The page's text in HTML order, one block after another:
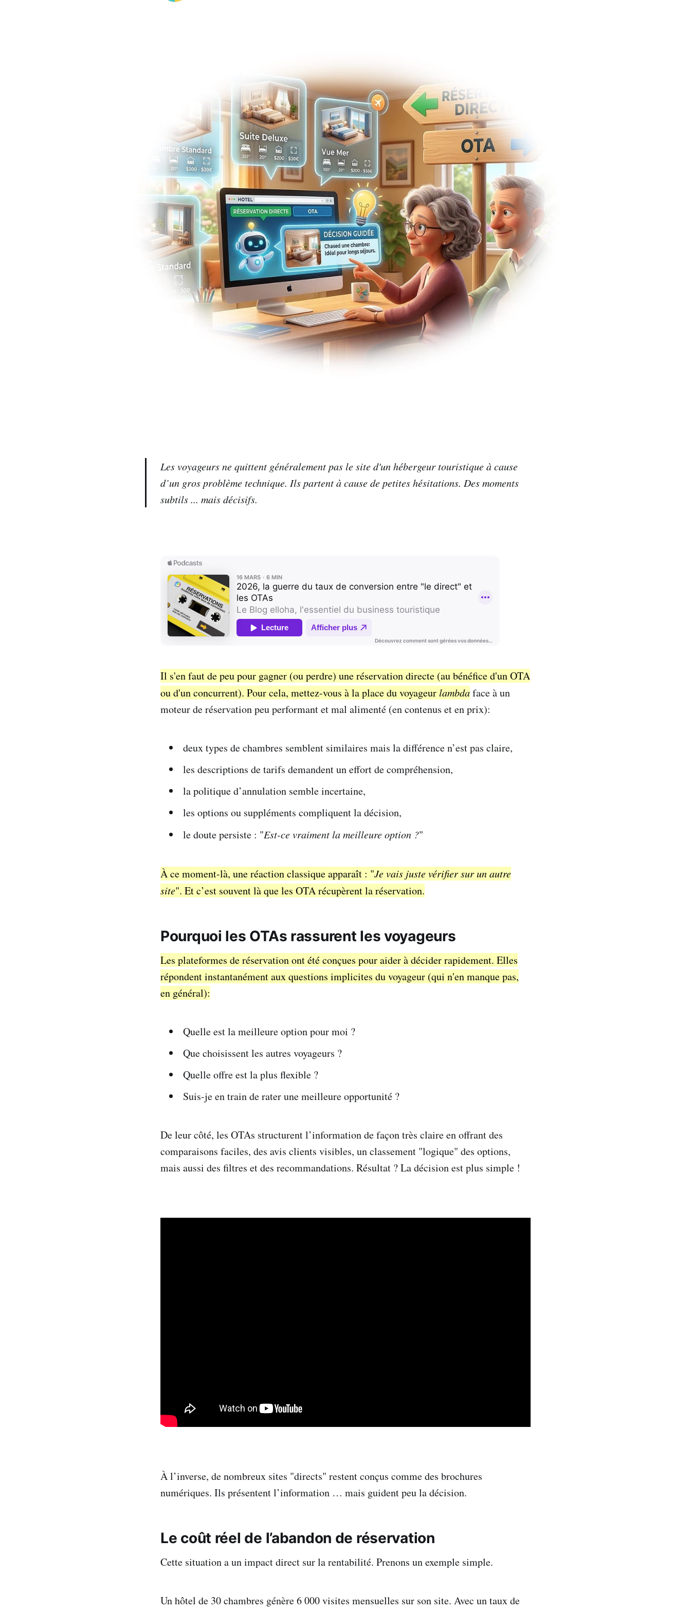
Les voyageurs ne quittent généralement pas le site d'un hébergeur touristique à cause
d’un gros problème technique. Ils partent à cause de petites hésitations. Des moments
subtils ... mais décisifs.
Il s'en faut de peu pour gagner (ou perdre) une réservation directe (au bénéfice d'un OTA
ou d'un concurrent). Pour cela, mettez-vous à la place du voyageurlambdaface à un
moteur de réservation peu performant et mal alimenté (en contenus et en prix):
deux types de chambres semblent similaires mais la différence n’est pas claire,
les descriptions de tarifs demandent un effort de compréhension,
la politique d’annulation semble incertaine,
les options ou suppléments compliquent la décision,
le doute persiste : "Est-ce vraiment la meilleure option ?"
À ce moment-là, une réaction classique apparaît : "Je vais juste vérifier sur un autre
site". Et c’est souvent là que les OTA récupèrent la réservation.
Pourquoi les OTAs rassurent les voyageurs
Les plateformes de réservation ont été conçues pour aider à décider rapidement. Elles
répondent instantanément aux questions implicites du voyageur (qui n'en manque pas,
en général):
Quelle est la meilleure option pour moi ?
Que choisissent les autres voyageurs ?
Quelle offre est la plus flexible ?
Suis-je en train de rater une meilleure opportunité ?
De leur côté, les OTAs structurent l’information de façon très claire en offrant des
comparaisons faciles, des avis clients visibles, un classement "logique" des options,
mais aussi des filtres et des recommandations. Résultat ? La décision est plus simple !
À l’inverse, de nombreux sites "directs" restent conçus comme des brochures
numériques. Ils présentent l’information … mais guident peu la décision.
Le coût réel de l’abandon de réservation
Cette situation a un impact direct sur la rentabilité. Prenons un exemple simple.
Un hôtel de 30 chambres génère 6 000 visites mensuelles sur son site. Avec un taux de